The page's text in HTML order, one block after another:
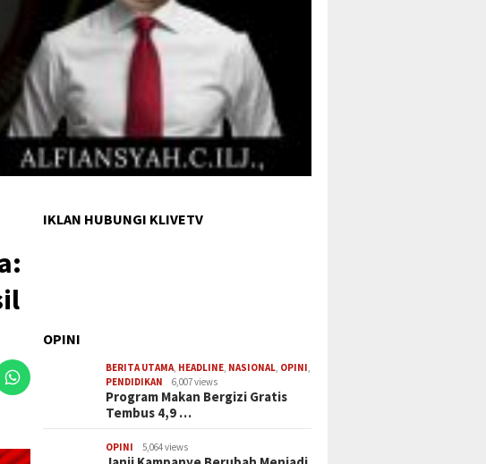
IKLAN HUBUNGI KLIVETV
OPINI
BERITA UTAMA HEADLINE NASIONAL OPINI
PENDIDIKAN
6,007 views
Program Makan Bergizi Gratis
Tembus 4,9 …
OPINI 5,064 views